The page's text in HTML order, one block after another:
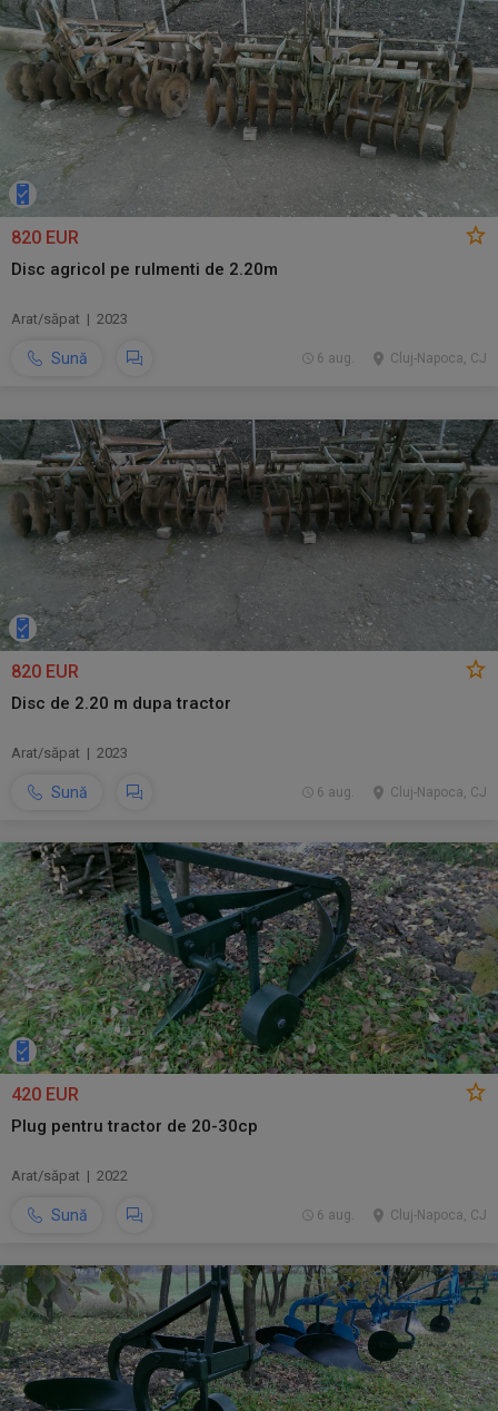
820 EUR
Disc agricol pe rulmenti de 2.20m
Arat/săpat | 2023
Sună Cluj-Napoca, CJ
6 aug.
820 EUR
Disc de 2.20 m dupa tractor
Arat/săpat | 2023
Sună Cluj-Napoca, CJ
6 aug.
420 EUR
Plug pentru tractor de 20-30cp
Arat/săpat | 2022
Sună Cluj-Napoca, CJ
6 aug.